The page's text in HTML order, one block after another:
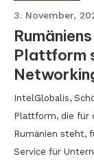
3. November,
Plattform
IntelGlobalis,
Plattform, die für
Rumänien steht,
Service für